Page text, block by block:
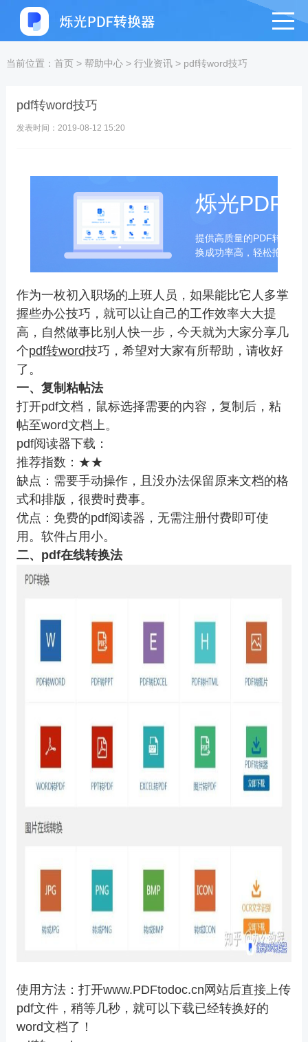
当前位置： 首页> 帮助中心> 行业资讯> pdf转word技巧
pdf转word技巧
发表时间：2019-08-12 15:20
烁光PDF
提供高质量的PDF转换成
换成功率高，轻松拖拽即
作为一枚初入职场的上班人员，如果能比它人多掌
握些办公技巧，就可以让自己的工作效率大大提
高，自然做事比别人快一步，今天就为大家分享几
个pdf转word技巧，希望对大家有所帮助，请收好
了。
一、复制粘帖法
打开pdf文档，鼠标选择需要的内容，复制后，粘
帖至word文档上。
pdf阅读器下载：
推荐指数：★★
缺点：需要手动操作，且没办法保留原来文档的格
式和排版，很费时费事。
优点：免费的pdf阅读器，无需注册付费即可使
用。软件占用小。
二、pdf在线转换法
使用方法：打开www.PDFtodoc.cn 网站后直接上传
pdf文件，稍等几秒，就可以下载已经转换好的
word文档了！